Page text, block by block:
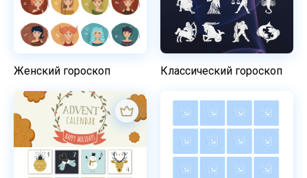
Женский гороскоп Классический гороскоп